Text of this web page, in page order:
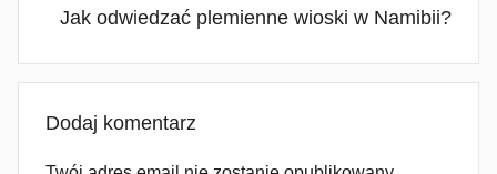
Jak odwiedzać plemienne wioski w Namibii?
Dodaj komentarz